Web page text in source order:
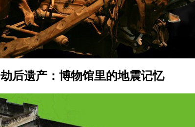
劫后遗产：博物馆里的地震记忆